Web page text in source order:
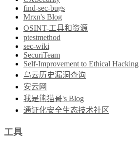
find-sec-bugs
Mrxn's Blog
OSINT-工具和资源
ptestmethod
sec-wiki
SecuriTeam
Self-Improvement to Ethical Hacking
乌云历史漏洞查询
安云网
我是熊猫哥's Blog
通证化安全生态技术社区
工具